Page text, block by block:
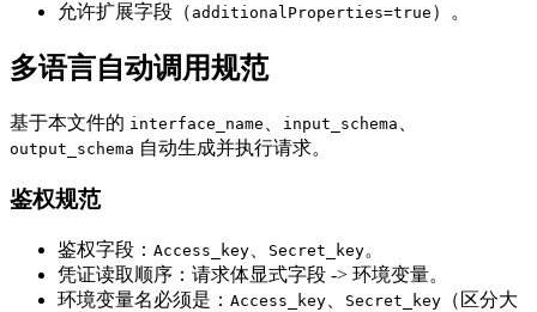
允许扩展字段（ additionalProperties=true ）。
多语言自动调用规范
基于本文件的 interface_name input_schema
output_schema 自动生成并执行请求。
鉴权规范
鉴权字段： Access_key Secret_key。
凭证读取顺序：请求体显式字段 -> 环境变量。
环境变量名必须是： Access_key Secret_key （区分大